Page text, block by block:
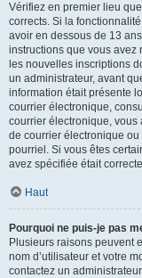
Vérifiez en premier lieu
corrects. Si la
avoir en dessous de 13
instructions que vous avez
les nouvelles inscriptions
un administrateur, avant
information était présente
courrier électronique,
courrier électronique, vous
de courrier électronique
pourriel. Si vous êtes
avez spécifiée était
Haut
Pourquoi ne puis-je pas
Plusieurs raisons peuvent
nom d’utilisateur et votre
contactez un